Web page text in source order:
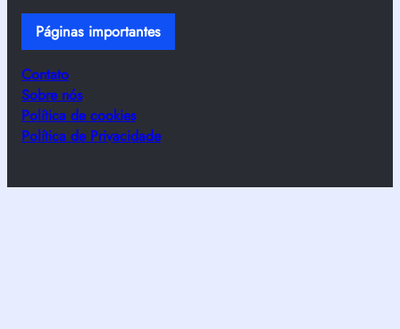
Páginas importantes
Contato
Sobre nós
Política de cookies
Política de Privacidade